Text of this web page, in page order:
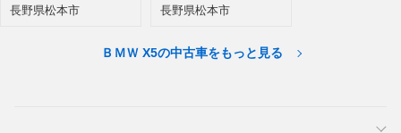
長野県松本市 長野県松本市
ＢＭＷ X5の中古車をもっと見る